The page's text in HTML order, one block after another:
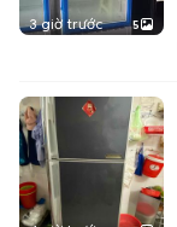
3 giờ trước 5